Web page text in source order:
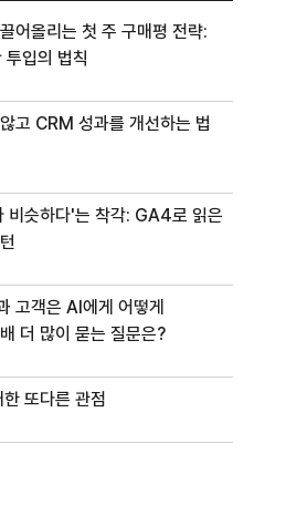
어올리는 첫 주 구매평 전략:
입의 법칙
고 CRM 성과를 개선하는 법
비슷하다'는 착각: GA4로 읽은
고객은 AI에게 어떻게
더 많이 묻는 질문은?
또다른 관점